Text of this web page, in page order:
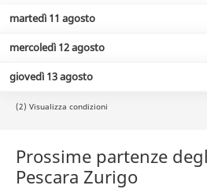
martedì 11 agosto
mercoledì 12 agosto
giovedì 13 agosto
(2) Visualizza condizioni
Prossime partenze
Pescara Zurigo